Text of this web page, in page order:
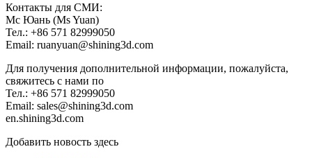
Контакты для СМИ:
Мс Юань (Ms Yuan)
Тел.: +86 571 82999050
Email: ruanyuan@shining3d.com
Для получения дополнительной информации, пожалуйста,
свяжитесь с нами по
Тел.: +86 571 82999050
Email: sales@shining3d.com
en.shining3d.com
Добавить новость здесь